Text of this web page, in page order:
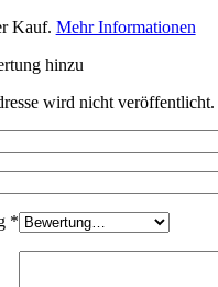
Kauf. Mehr Informationen
hinzu
wird nicht veröffentlicht.
*